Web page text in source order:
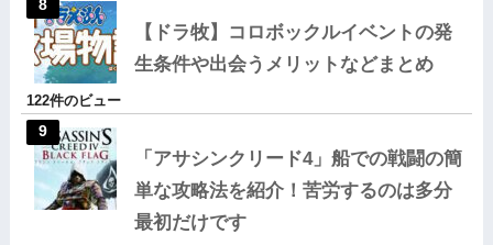
【ドラ牧】コロボックルイベントの発
生条件や出会うメリットなどまとめ
122件のビュー
「アサシンクリード4」船での戦闘の簡
単な攻略法を紹介！苦労するのは多分
最初だけです